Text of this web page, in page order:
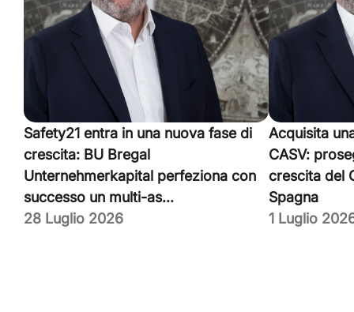
Safety21 entra in una nuova fase di
crescita: BU Bregal
Unternehmerkapital perfeziona con
successo un multi-as...
28 Luglio 2026
Acquisita
CASV:
crescita del
Spagna
1 Luglio